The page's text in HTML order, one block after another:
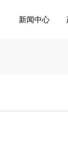
新闻中心